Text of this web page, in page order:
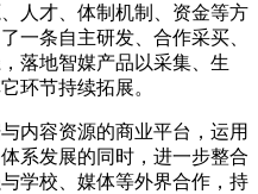
人才、体制机制、资金等方
一条自主研发、合作采买、
落地智媒产品以采集、生
环节持续拓展。
容资源的商业平台，运用
系发展的同时，进一步整合
学校、媒体等外界合作，持